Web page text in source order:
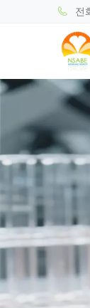
전